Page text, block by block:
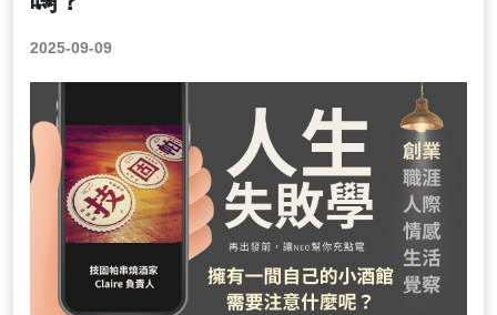
2025-09-09